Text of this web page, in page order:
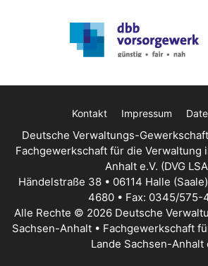
Kontakt Impressum
Deutsche Verwaltungs-
Fachgewerkschaft für die Verwaltung
Anhalt e.V. (DVG
Händelstraße 38 • 06114 Halle
4680 • Fax: 0345/575-
Alle Rechte © 2026 Deutsche
Sachsen-Anhalt • Fachgewerkschaft
Lande Sachsen-Anhalt